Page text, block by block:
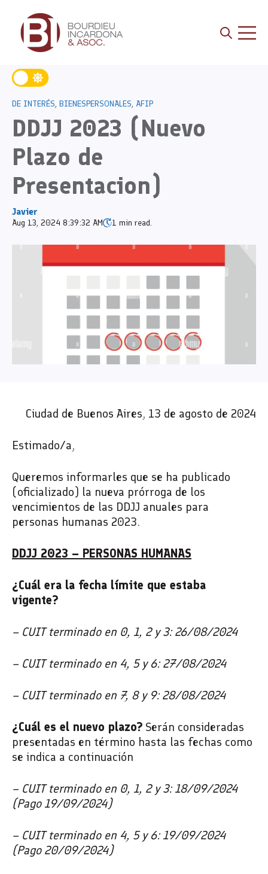
Open
DE INTERÉS, BIENESPERSONALES, AFIP
DDJJ 2023 (Nuevo
Plazo de
Presentacion)
Javier
Aug 13, 2024 8:39:32 AM 1 min read.
Ciudad de Buenos Aires, 13 de agosto de 2024
Estimado/a,
Queremos informarles que se ha publicado
(oficializado) la nueva prórroga de los
vencimientos de las DDJJ anuales para
personas humanas 2023.
DDJJ 2023 – PERSONAS HUMANAS
¿Cuál era la fecha límite que estaba
vigente?
– CUIT terminado en 0, 1, 2 y 3: 26/08/2024
– CUIT terminado en 4, 5 y 6: 27/08/2024
– CUIT terminado en 7, 8 y 9: 28/08/2024
¿Cuál es el nuevo plazo? Serán consideradas
presentadas en término hasta las fechas como
se indica a continuación
– CUIT terminado en 0, 1, 2 y 3: 18/09/2024
(Pago 19/09/2024)
– CUIT terminado en 4, 5 y 6: 19/09/2024
(Pago 20/09/2024)